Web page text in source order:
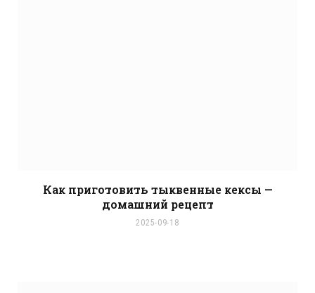
Как приготовить тыквенные кексы —
домашний рецепт
2025-09-18